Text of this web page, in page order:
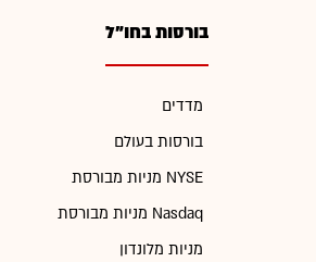
בורסות בחו"ל
מדדים
בורסות בעולם
מניות מבורסת NYSE
מניות מבורסת Nasdaq
מניות מלונדון